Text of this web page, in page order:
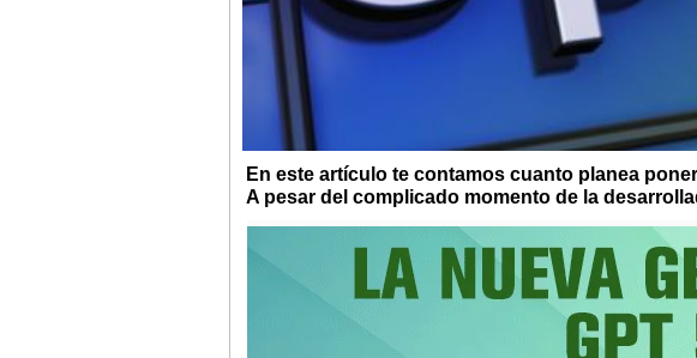
En este artículo te contamos cuanto planea
A pesar del complicado momento de la